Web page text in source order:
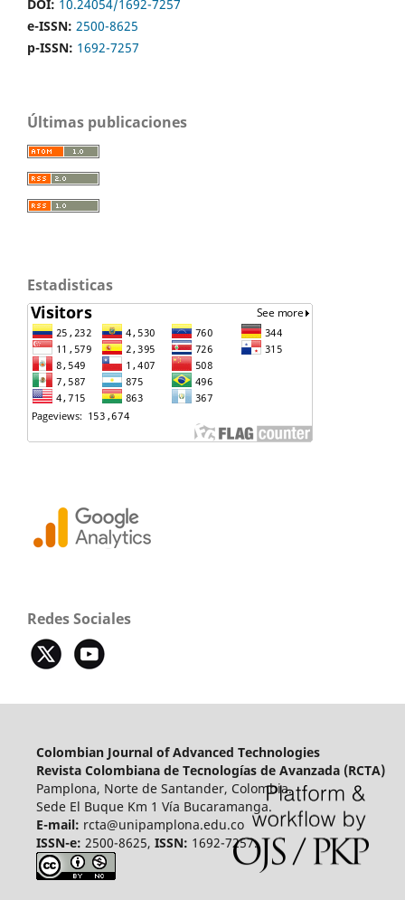
DOI: 10.24054/1692-7257
e-ISSN: 2500-8625
p-ISSN: 1692-7257
Últimas publicaciones
Estadisticas
Redes Sociales
Colombian Journal of Advanced Technologies
Revista Colombiana de Tecnologías de Avanzada (RCTA)
Pamplona, Norte de Santander, Colombia.
Sede El Buque Km 1 Vía Bucaramanga.
E-mail: rcta@unipamplona.edu.co
ISSN-e: 2500-8625, ISSN: 1692-7257.